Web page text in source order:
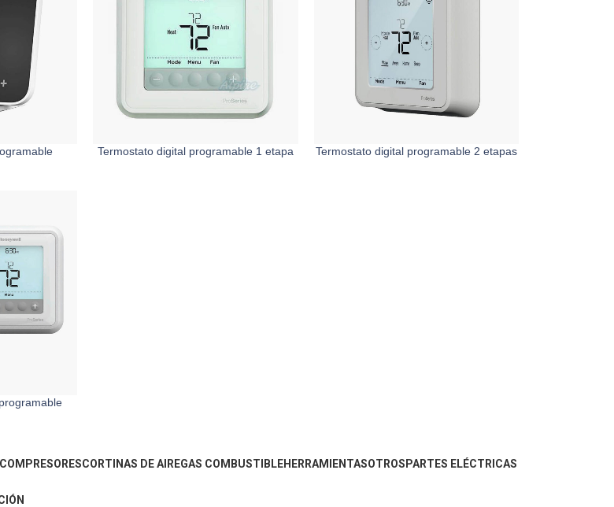
Termostato digital programable 1 etapa Termostato digital programable 2 etapas
COMPRESORESCORTINAS DE AIREGAS COMBUSTIBLEHERRAMIENTASOTROS PARTES ELÉCTRICAS